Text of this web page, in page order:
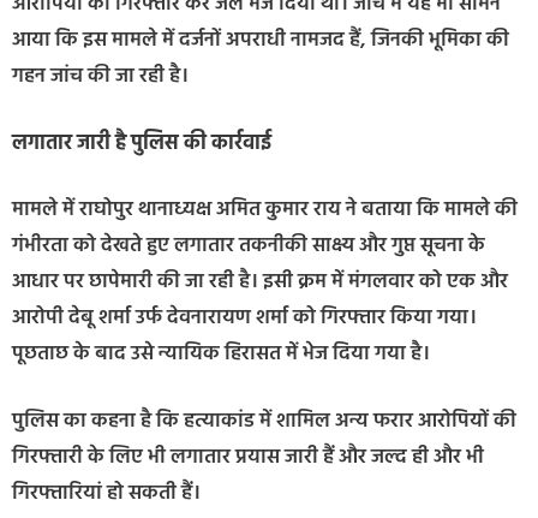
आया कि इस मामले में दर्जनों अपराधी नामजद हैं, जिनकी भूमिका की
गहन जांच की जा रही है।
लगातार जारी है पुलिस की कार्रवाई
मामले में राघोपुर थानाध्यक्ष अमित कुमार राय ने बताया कि मामले की
गंभीरता को देखते हुए लगातार तकनीकी साक्ष्य और गुप्त सूचना के
आधार पर छापेमारी की जा रही है। इसी क्रम में मंगलवार को एक और
आरोपी देबू शर्मा उर्फ देवनारायण शर्मा को गिरफ्तार किया गया।
पूछताछ के बाद उसे न्यायिक हिरासत में भेज दिया गया है।
पुलिस का कहना है कि हत्याकांड में शामिल अन्य फरार आरोपियों की
गिरफ्तारी के लिए भी लगातार प्रयास जारी हैं और जल्द ही और भी
गिरफ्तारियां हो सकती हैं।